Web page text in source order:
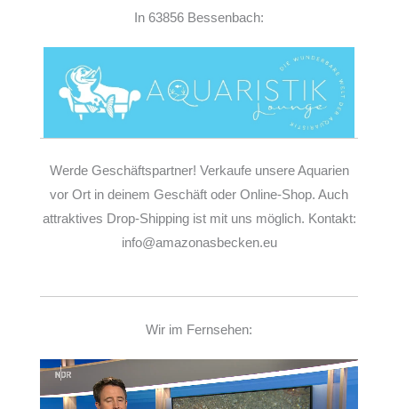
In 63856 Bessenbach:
Werde Geschäftspartner! Verkaufe unsere Aquarien
vor Ort in deinem Geschäft oder Online-Shop. Auch
attraktives Drop-Shipping ist mit uns möglich. Kontakt:
info@amazonasbecken.eu
Wir im Fernsehen:
Player